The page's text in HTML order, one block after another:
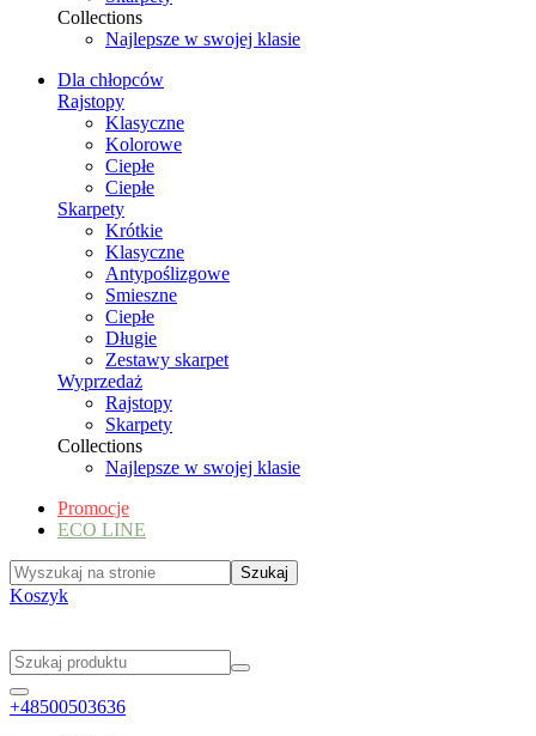
Collections
Najlepsze w swojej klasie
Dla chłopców
Rajstopy
Klasyczne
Kolorowe
Ciepłe
Ciepłe
Skarpety
Krótkie
Klasyczne
Antypoślizgowe
Smieszne
Ciepłe
Długie
Zestawy skarpet
Wyprzedaż
Rajstopy
Skarpety
Collections
Najlepsze w swojej klasie
Promocje
ECO LINE
Koszyk
+48500503636